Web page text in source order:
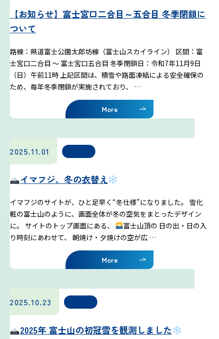
【お知らせ】富士宮口二合目～五合目 冬季閉鎖に
ついて
路線：県道富士公園太郎坊線（富士山スカイライン） 区間：富
士宮口二合目 〜 富士宮口五合目 冬季閉鎖日：令和7年11月9日
（日）午前11時 上記区間は、積雪や路面凍結による安全確保の
ため、毎年冬季閉鎖が実施されており、 …
More
2025.11.01
イマフジ、冬の衣替え
イマフジのサイトが、ひと足早く“冬仕様”になりました。 雪化
粧の富士山のように、画面全体が冬の空気をまとったデザイン
に。 サイトのトップ画面にある、
富士山頂の 日の出・日の入
り時刻にあわせて、 朝焼け・夕焼けの空が広 …
More
2025.10.23
2025年 富士山の初冠雪を観測しました